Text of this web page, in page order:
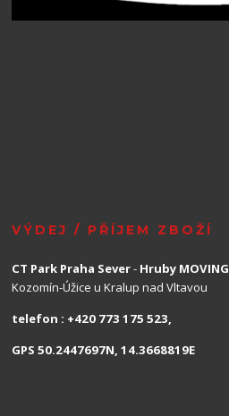
VÝDEJ / PŘÍJEM ZBOŽÍ
CT Park Praha Sever- Hruby MOVING
Kozomín-Úžice u Kralup nad Vltavou
telefon : +420 773 175 523,
GPS 50.2447697N, 14.3668819E